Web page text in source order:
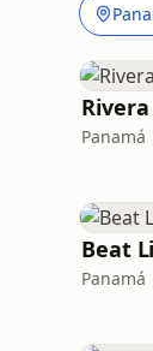
Panamá
Beat
Panamá